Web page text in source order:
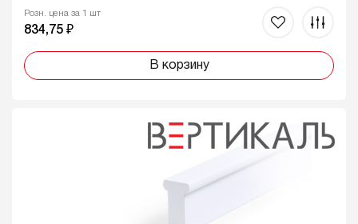
Розн. цена за 1 шт
834,75 ₽
В корзину